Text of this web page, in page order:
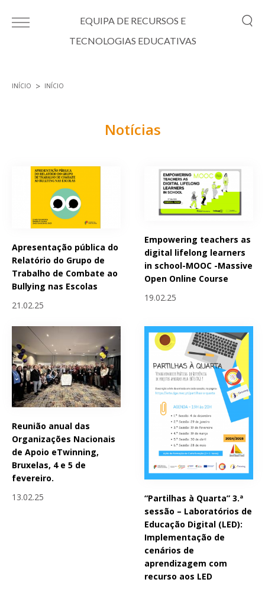
EQUIPA DE RECURSOS E
TECNOLOGIAS EDUCATIVAS
INÍCIO INÍCIO
Notícias
Apresentação pública do
Relatório do Grupo de
Trabalho de Combate ao
Bullying nas Escolas
21.02.25
Empowering teachers as
digital lifelong learners
in school-MOOC -Massive
Open Online Course
19.02.25
Reunião anual das
Organizações Nacionais
de Apoio eTwinning,
Bruxelas, 4 e 5 de
fevereiro.
13.02.25
“Partilhas à Quarta” 3.ª
sessão – Laboratórios de
Educação Digital (LED):
Implementação de
cenários de
aprendizagem com
recurso aos LED
Páginas